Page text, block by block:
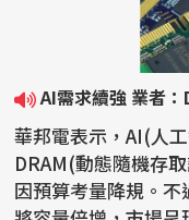
AI需求續強 業者
華邦電表示，AI(人
DRAM(動態隨機存
因預算考量降規。